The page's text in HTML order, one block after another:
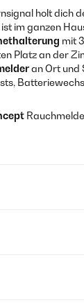
holt dich
im ganzen
mit
Platz an der
an Ort und